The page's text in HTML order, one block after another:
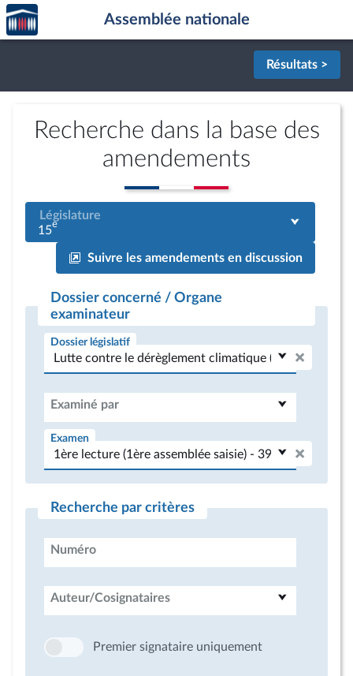
Aller au contenu
Aller en bas de la page
Accèder
à la
page
Assemblée nationale
Résultats >
Recherche dans la base des
amendements
Législature
15e
Suivre les amendements en discussion
Dossier concerné / Organe
examinateur
Dossier législatif
Examiné par
Examen
Recherche par critères
Numéro
Auteur/Cosignataires
Premier signataire uniquement